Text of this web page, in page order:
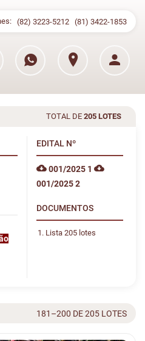
(82) 3223-5212 (81) 3422-1853
TOTAL DE 205 LOTES
EDITAL Nº
001/2025 1
001/2025 2
DOCUMENTOS
Lista 205 lotes
181–200 DE 205 LOTES